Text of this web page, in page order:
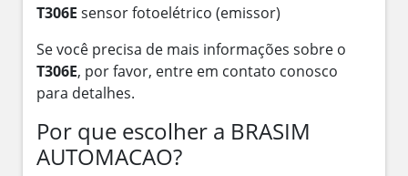
T306E sensor fotoelétrico (emissor)
Se você precisa de mais informações sobre o
T306E, por favor, entre em contato conosco
para detalhes.
Por que escolher a BRASIM
AUTOMACAO?